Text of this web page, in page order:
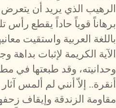
الرهيب الذي يريد أن يتعرض
برهاناً قوياً حاداً يقطع رأس
باللغة العربية واستقيت
الآية الكريمة لإثبات
وحدانيته، وقد طبعتها في
أنقرة.. إلاّ أنني لم ألمس
مقاومة الزندقة وإيقاف